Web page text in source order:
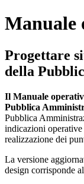
Manuale
Progettare
della
Il Manuale
Pubblica
Pubblica
indicazioni operative
realizzazione dei
La versione
design corrisponde